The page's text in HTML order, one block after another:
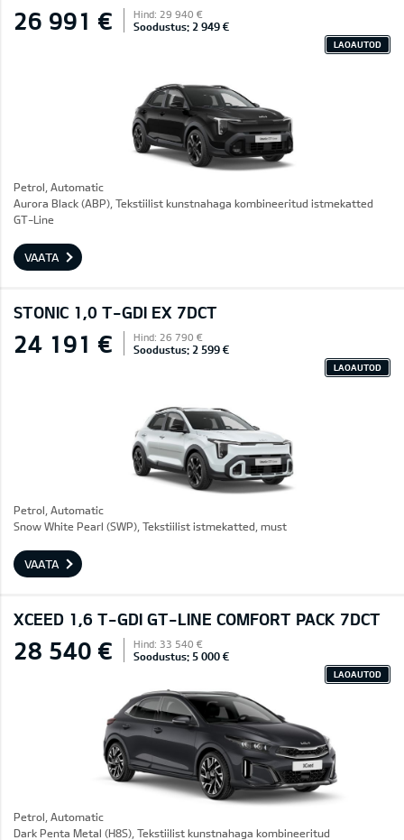
26 991 € Hind: 29 940 €
Soodustus: 2 949 €
LAOAUTOD
Petrol, Automatic
Aurora Black (ABP), Tekstiilist kunstnahaga kombineeritud istmekatted
GT-Line
VAATA
STONIC 1,0 T-GDI EX 7DCT
24 191 € Hind: 26 790 €
Soodustus: 2 599 €
LAOAUTOD
Petrol, Automatic
Snow White Pearl (SWP), Tekstiilist istmekatted, must
VAATA
XCEED 1,6 T-GDI GT-LINE COMFORT PACK 7DCT
28 540 € Hind: 33 540 €
Soodustus: 5 000 €
LAOAUTOD
Petrol, Automatic
Dark Penta Metal (H8S), Tekstiilist kunstnahaga kombineeritud